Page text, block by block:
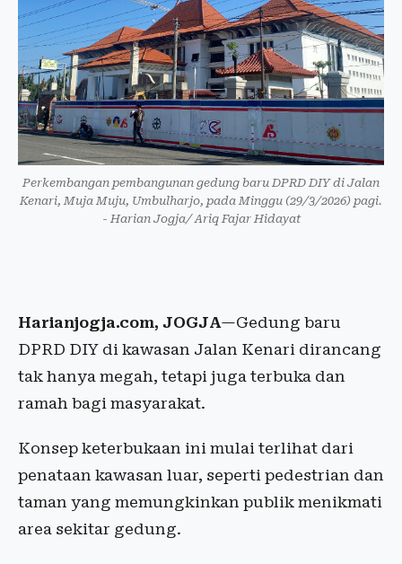
Perkembangan pembangunan gedung baru DPRD DIY di Jalan
Kenari, Muja Muju, Umbulharjo, pada Minggu (29/3/2026) pagi.
- Harian Jogja/ Ariq Fajar Hidayat
Harianjogja.com, JOGJA—Gedung baru
DPRD DIY di kawasan Jalan Kenari dirancang
tak hanya megah, tetapi juga terbuka dan
ramah bagi masyarakat.
Konsep keterbukaan ini mulai terlihat dari
penataan kawasan luar, seperti pedestrian dan
taman yang memungkinkan publik menikmati
area sekitar gedung.